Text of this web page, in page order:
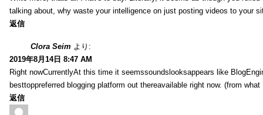
talking about, why waste your intelligence on just posting videos to your
返信
Clora Seim より:
2019年8月14日 8:47 AM
Right nowCurrentlyAt this time it seemssoundslooksappears like
besttoppreferred blogging platform out thereavailable right now. (from
返信